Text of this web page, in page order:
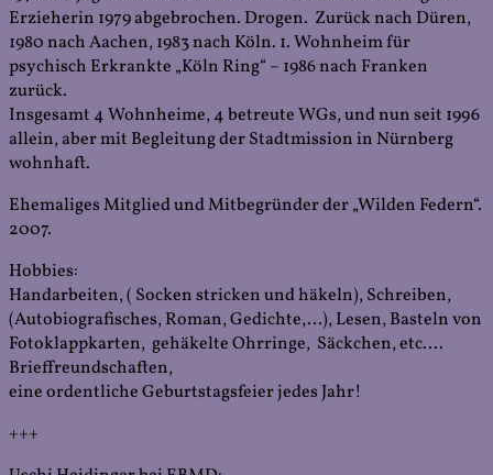
Erzieherin 1979 abgebrochen. Drogen. Zurück nach Düren,
1980 nach Aachen, 1983 nach Köln. 1. Wohnheim für
psychisch Erkrankte „Köln Ring“ – 1986 nach Franken
zurück.
Insgesamt 4 Wohnheime, 4 betreute WGs, und nun seit 1996
allein, aber mit Begleitung der Stadtmission in Nürnberg
wohnhaft.
Ehemaliges Mitglied und Mitbegründer der „Wilden Federn“.
2007.
Hobbies:
Handarbeiten, ( Socken stricken und häkeln), Schreiben,
(Autobiografisches, Roman, Gedichte,…), Lesen, Basteln von
Fotoklappkarten, gehäkelte Ohrringe, Säckchen, etc….
Brieffreundschaften,
eine ordentliche Geburtstagsfeier jedes Jahr!
+++